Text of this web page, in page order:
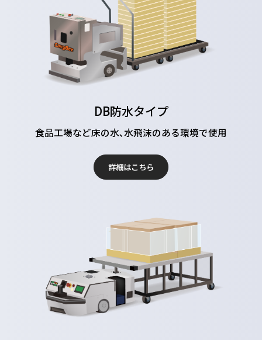
DB防水タイプ
食品工場など床の水､水飛沫のある環境で使用
詳細はこちら